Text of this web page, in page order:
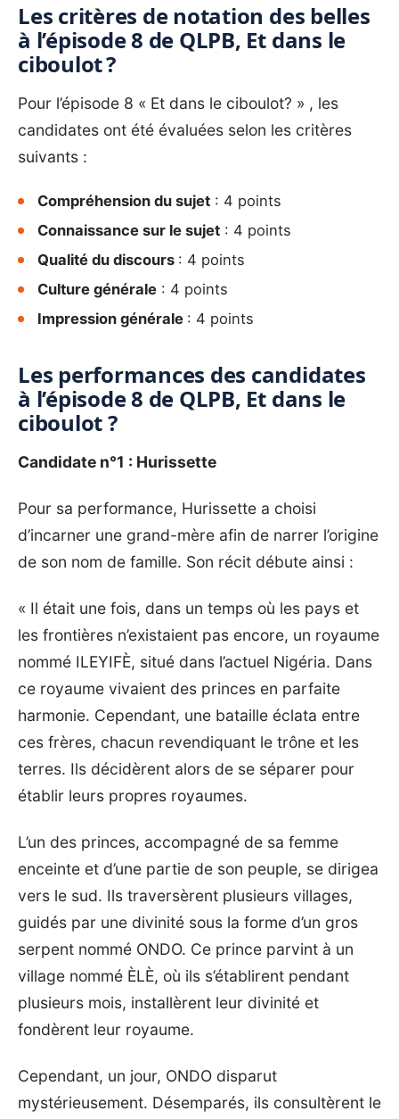
Les critères de notation des belles
à l’épisode 8 de QLPB, Et dans le
ciboulot ?
Pour l’épisode 8 « Et dans le ciboulot? » , les
candidates ont été évaluées selon les critères
suivants :
Compréhension du sujet : 4 points
Connaissance sur le sujet : 4 points
Qualité du discours : 4 points
Culture générale : 4 points
Impression générale : 4 points
Les performances des candidates
à l’épisode 8 de QLPB, Et dans le
ciboulot ?
Candidate n°1 : Hurissette
Pour sa performance, Hurissette a choisi
d’incarner une grand-mère afin de narrer l’origine
de son nom de famille. Son récit débute ainsi :
« Il était une fois, dans un temps où les pays et
les frontières n’existaient pas encore, un royaume
nommé ILEYIFÈ, situé dans l’actuel Nigéria. Dans
ce royaume vivaient des princes en parfaite
harmonie. Cependant, une bataille éclata entre
ces frères, chacun revendiquant le trône et les
terres. Ils décidèrent alors de se séparer pour
établir leurs propres royaumes.
L’un des princes, accompagné de sa femme
enceinte et d’une partie de son peuple, se dirigea
vers le sud. Ils traversèrent plusieurs villages,
guidés par une divinité sous la forme d’un gros
serpent nommé ONDO. Ce prince parvint à un
village nommé ÈLÈ, où ils s’établirent pendant
plusieurs mois, installèrent leur divinité et
fondèrent leur royaume.
Cependant, un jour, ONDO disparut
mystérieusement. Désemparés, ils consultèrent le